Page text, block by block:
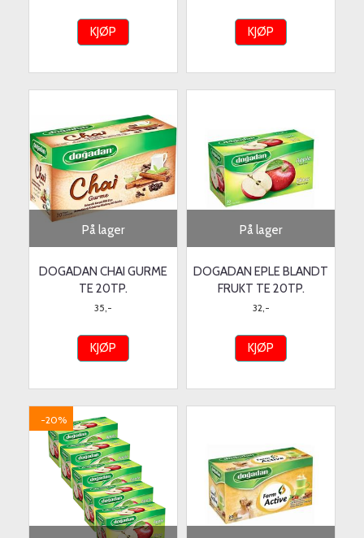
KJØP KJØP
På lager
DOGADAN CHAI GURME
TE 20TP.
35,-
KJØP
På lager
DOGADAN EPLE BLANDT
FRUKT TE 20TP.
32,-
KJØP
-20%